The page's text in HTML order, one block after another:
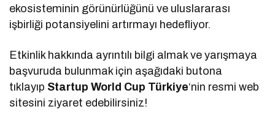
ekosisteminin görünürlüğünü ve uluslararası
işbirliği potansiyelini artırmayı hedefliyor.
Etkinlik hakkında ayrıntılı bilgi almak ve yarışmaya
başvuruda bulunmak için aşağıdaki butona
tıklayıp Startup World Cup Türkiye‘nin resmi web
sitesini ziyaret edebilirsiniz!